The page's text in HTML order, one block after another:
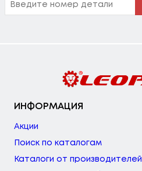
ИНФОРМАЦИЯ
Акции
Поиск по каталогам
Каталоги от производителей